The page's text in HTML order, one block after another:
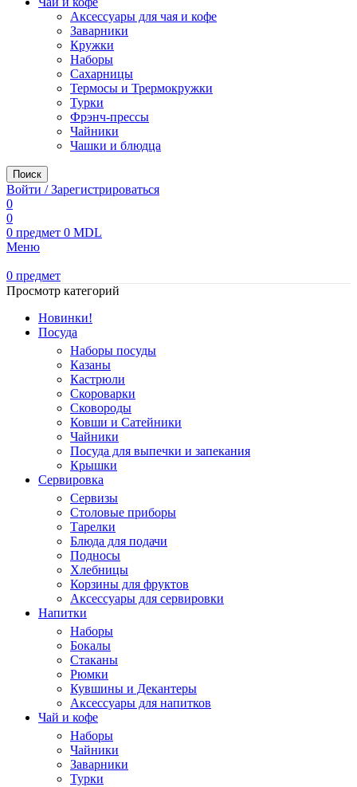
Аксессуары для чая и кофе
Заварники
Кружки
Наборы
Сахарницы
Термосы и Трермокружки
Турки
Фрэнч-прессы
Чайники
Чашки и блюдца
Поиск
Войти / Зарегистрироваться
0
0
0 предмет 0 MDL
Меню
0 предмет
Просмотр категорий
Новинки!
Посуда
Наборы посуды
Казаны
Кастрюли
Скороварки
Сковороды
Ковши и Сатейники
Чайники
Посуда для выпечки и запекания
Крышки
Сервировка
Сервизы
Столовые приборы
Тарелки
Блюда для подачи
Подносы
Хлебницы
Корзины для фруктов
Аксессуары для сервировки
Напитки
Наборы
Бокалы
Стаканы
Рюмки
Кувшины и Декантеры
Аксессуары для напитков
Чай и кофе
Наборы
Чайники
Заварники
Турки